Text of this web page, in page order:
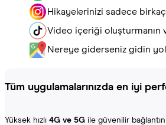
Hikayelerinizi sadece
Video içeriği oluşturmanın
Nereye giderseniz gidin
Tüm uygulamalarınızda en iyi
Yüksek hızlı 4G ve 5G ile güvenilir